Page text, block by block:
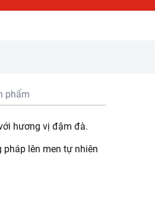
phẩm
hương vị đậm đà.
lên men tự nhiên